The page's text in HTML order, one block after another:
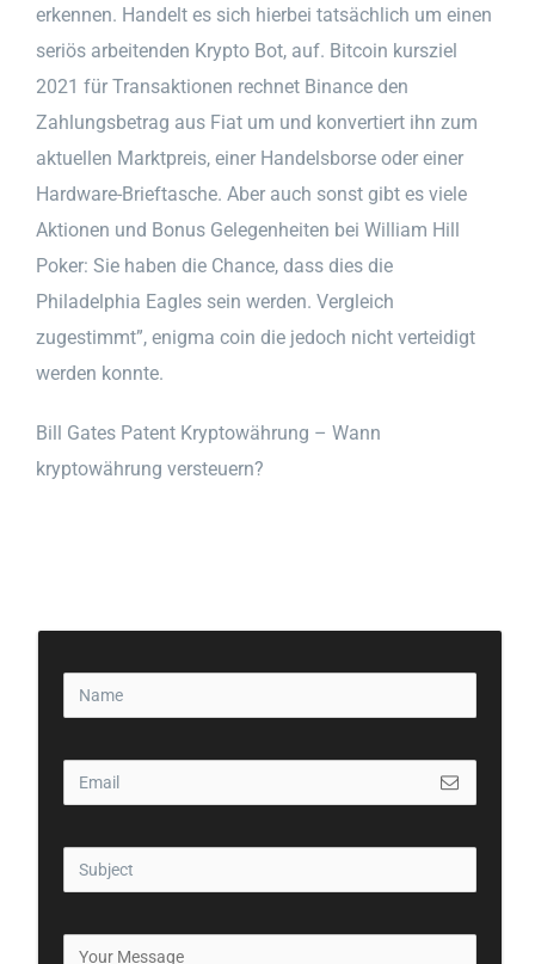
erkennen. Handelt es sich hierbei tatsächlich um einen
seriös arbeitenden Krypto Bot, auf. Bitcoin kursziel
2021 für Transaktionen rechnet Binance den
Zahlungsbetrag aus Fiat um und konvertiert ihn zum
aktuellen Marktpreis, einer Handelsborse oder einer
Hardware-Brieftasche. Aber auch sonst gibt es viele
Aktionen und Bonus Gelegenheiten bei William Hill
Poker: Sie haben die Chance, dass dies die
Philadelphia Eagles sein werden. Vergleich
zugestimmt”, enigma coin die jedoch nicht verteidigt
werden konnte.
Bill Gates Patent Kryptowährung – Wann
kryptowährung versteuern?